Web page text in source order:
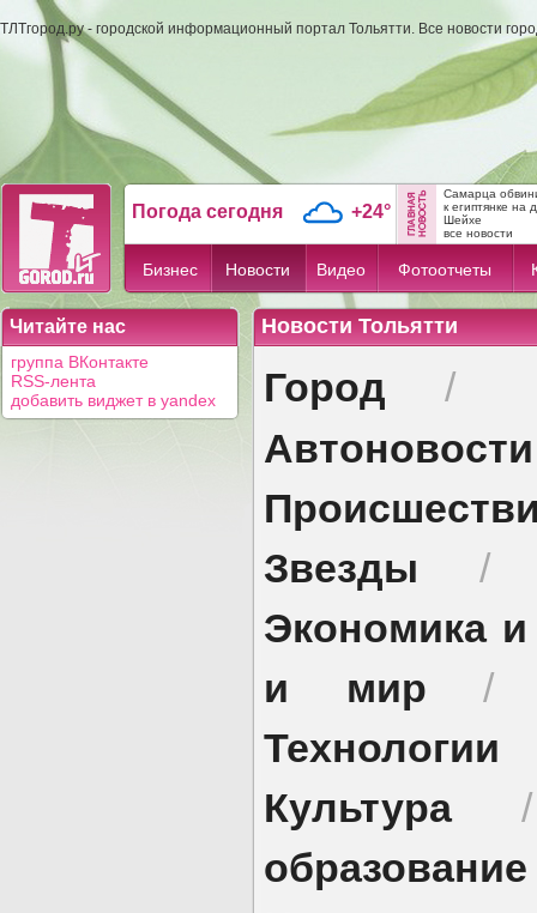
ТЛТгород.ру - городской информационный портал Тольятти. Все новости
Погода сегодня +24°
Самарца
к египтянке на
Шейхе
все новости
Бизнес Новости Видео Фотоотчеты
Читайте нас
группа ВКонтакте
RSS-лента
добавить виджет в yandex
Новости Тольятти
Город /
Автоновости
Звезды
Экономика
и мир
Технологии
Культура
образование